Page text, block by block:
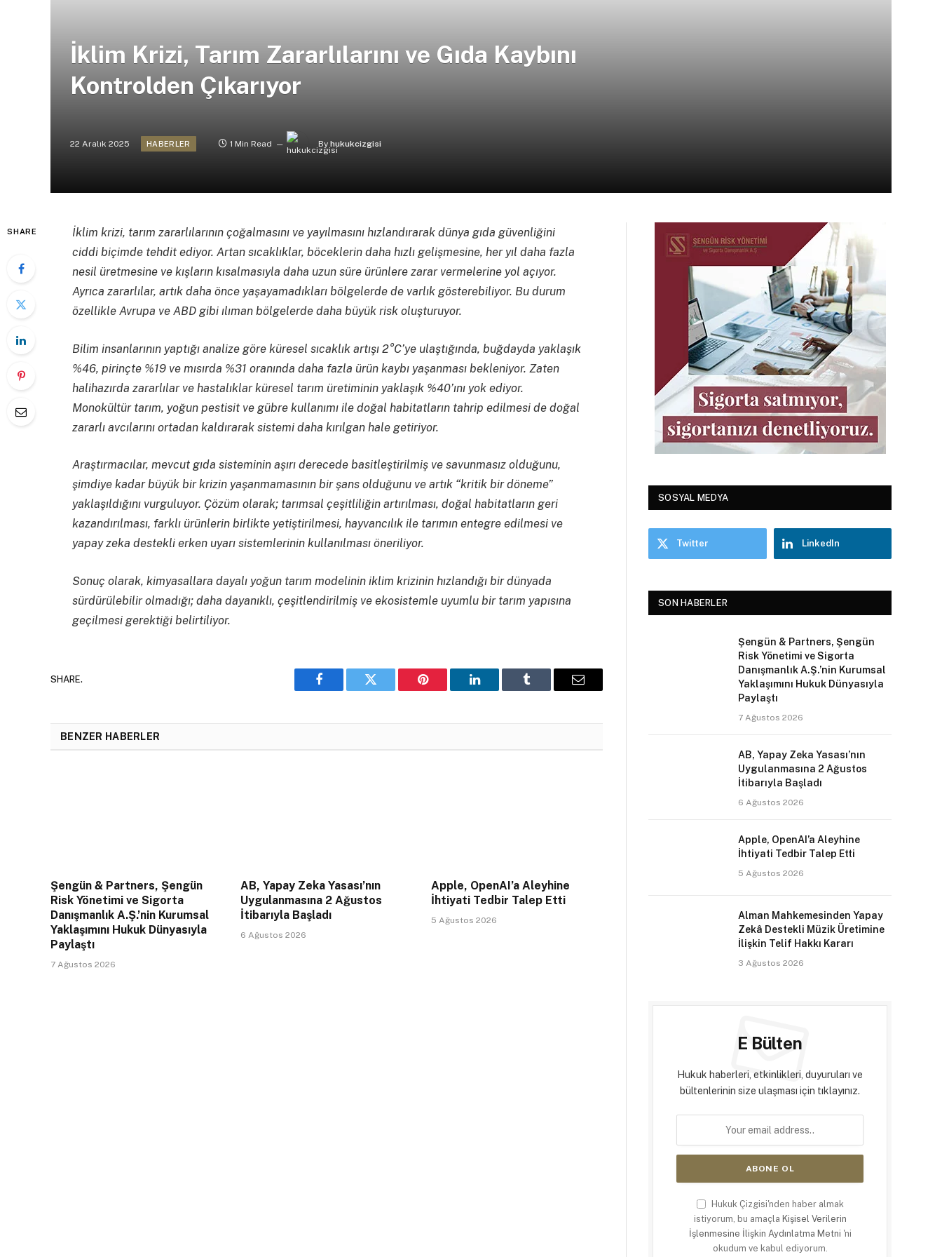
İklim Krizi, Tarım Zararlılarını ve Gıda Kaybını
Kontrolden Çıkarıyor
22 Aralık 2025 HABERLER 1 Min Read By hukukcizgisi
SHARE
İklim krizi, tarım zararlılarının çoğalmasını ve yayılmasını hızlandırarak dünya gıda güvenliğini
ciddi biçimde tehdit ediyor. Artan sıcaklıklar, böceklerin daha hızlı gelişmesine, her yıl daha fazla
nesil üretmesine ve kışların kısalmasıyla daha uzun süre ürünlere zarar vermelerine yol açıyor.
Ayrıca zararlılar, artık daha önce yaşayamadıkları bölgelerde de varlık gösterebiliyor. Bu durum
özellikle Avrupa ve ABD gibi ılıman bölgelerde daha büyük risk oluşturuyor.
Bilim insanlarının yaptığı analize göre küresel sıcaklık artışı 2°C’ye ulaştığında, buğdayda yaklaşık
%46, pirinçte %19 ve mısırda %31 oranında daha fazla ürün kaybı yaşanması bekleniyor. Zaten
halihazırda zararlılar ve hastalıklar küresel tarım üretiminin yaklaşık %40’ını yok ediyor.
Monokültür tarım, yoğun pestisit ve gübre kullanımı ile doğal habitatların tahrip edilmesi de doğal
zararlı avcılarını ortadan kaldırarak sistemi daha kırılgan hale getiriyor.
Araştırmacılar, mevcut gıda sisteminin aşırı derecede basitleştirilmiş ve savunmasız olduğunu,
şimdiye kadar büyük bir krizin yaşanmamasının bir şans olduğunu ve artık “kritik bir döneme”
yaklaşıldığını vurguluyor. Çözüm olarak; tarımsal çeşitliliğin artırılması, doğal habitatların geri
kazandırılması, farklı ürünlerin birlikte yetiştirilmesi, hayvancılık ile tarımın entegre edilmesi ve
yapay zeka destekli erken uyarı sistemlerinin kullanılması öneriliyor.
Sonuç olarak, kimyasallara dayalı yoğun tarım modelinin iklim krizinin hızlandığı bir dünyada
sürdürülebilir olmadığı; daha dayanıklı, çeşitlendirilmiş ve ekosistemle uyumlu bir tarım yapısına
geçilmesi gerektiği belirtiliyor.
SHARE.
Facebook Twitter Pinterest LinkedIn Tumblr Email
BENZER HABERLER
Şengün & Partners, Şengün
Risk Yönetimi ve Sigorta
Danışmanlık A.Ş.’nin Kurumsal
Yaklaşımını Hukuk Dünyasıyla
Paylaştı
7 Ağustos 2026
AB, Yapay Zeka Yasası’nın
Uygulanmasına 2 Ağustos
İtibarıyla Başladı
6 Ağustos 2026
Apple, OpenAI’a Aleyhine
İhtiyati Tedbir Talep Etti
5 Ağustos 2026
SOSYAL MEDYA
Twitter LinkedIn
SON HABERLER
Şengün & Partners, Şengün
Risk Yönetimi ve Sigorta
Danışmanlık A.Ş.’nin Kurumsal
Yaklaşımını Hukuk Dünyasıyla
Paylaştı
7 Ağustos 2026
AB, Yapay Zeka Yasası’nın
Uygulanmasına 2 Ağustos
İtibarıyla Başladı
6 Ağustos 2026
Apple, OpenAI’a Aleyhine
İhtiyati Tedbir Talep Etti
5 Ağustos 2026
Alman Mahkemesinden Yapay
Zekâ Destekli Müzik Üretimine
İlişkin Telif Hakkı Kararı
3 Ağustos 2026
E Bülten
Hukuk haberleri, etkinlikleri, duyuruları ve
bültenlerinin size ulaşması için tıklayınız.
Hukuk Çizgisi'nden haber almak
istiyorum, bu amaçla Kişisel Verilerin
İşlenmesine İlişkin Aydınlatma Metni 'ni
okudum ve kabul ediyorum.